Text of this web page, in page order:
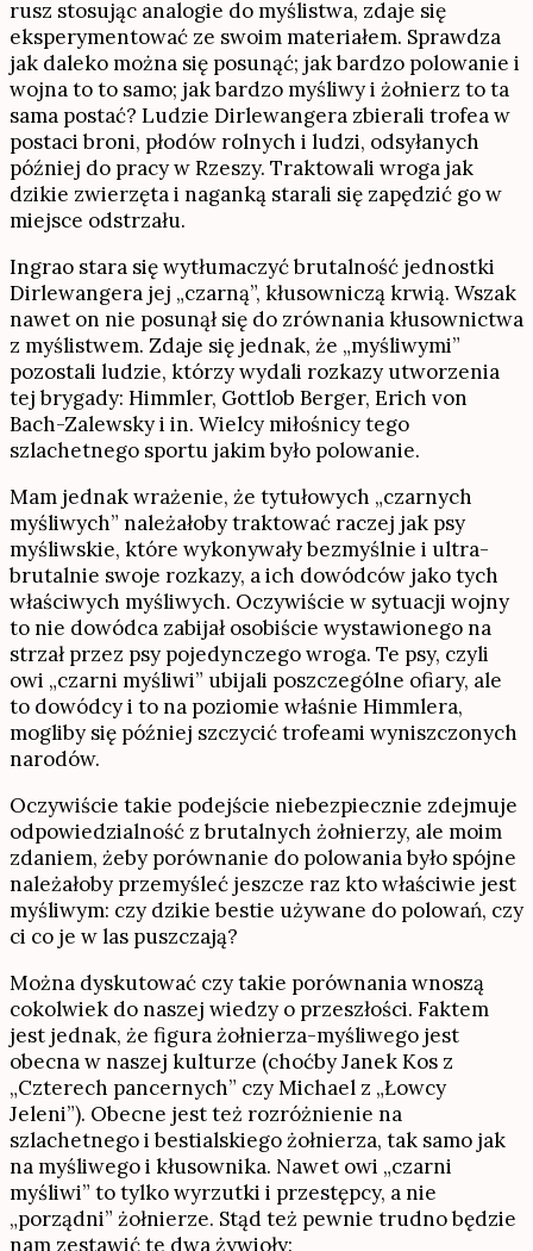
rusz stosując analogie do myślistwa, zdaje się
eksperymentować ze swoim materiałem. Sprawdza
jak daleko można się posunąć; jak bardzo polowanie i
wojna to to samo; jak bardzo myśliwy i żołnierz to ta
sama postać? Ludzie Dirlewangera zbierali trofea w
postaci broni, płodów rolnych i ludzi, odsyłanych
później do pracy w Rzeszy. Traktowali wroga jak
dzikie zwierzęta i naganką starali się zapędzić go w
miejsce odstrzału.
Ingrao stara się wytłumaczyć brutalność jednostki
Dirlewangera jej „czarną”, kłusowniczą krwią. Wszak
nawet on nie posunął się do zrównania kłusownictwa
z myślistwem. Zdaje się jednak, że „myśliwymi”
pozostali ludzie, którzy wydali rozkazy utworzenia
tej brygady: Himmler, Gottlob Berger, Erich von
Bach-Zalewsky i in. Wielcy miłośnicy tego
szlachetnego sportu jakim było polowanie.
Mam jednak wrażenie, że tytułowych „czarnych
myśliwych” należałoby traktować raczej jak psy
myśliwskie, które wykonywały bezmyślnie i ultra-
brutalnie swoje rozkazy, a ich dowódców jako tych
właściwych myśliwych. Oczywiście w sytuacji wojny
to nie dowódca zabijał osobiście wystawionego na
strzał przez psy pojedynczego wroga. Te psy, czyli
owi „czarni myśliwi” ubijali poszczególne ofiary, ale
to dowódcy i to na poziomie właśnie Himmlera,
mogliby się później szczycić trofeami wyniszczonych
narodów.
Oczywiście takie podejście niebezpiecznie zdejmuje
odpowiedzialność z brutalnych żołnierzy, ale moim
zdaniem, żeby porównanie do polowania było spójne
należałoby przemyśleć jeszcze raz kto właściwie jest
myśliwym: czy dzikie bestie używane do polowań, czy
ci co je w las puszczają?
Można dyskutować czy takie porównania wnoszą
cokolwiek do naszej wiedzy o przeszłości. Faktem
jest jednak, że figura żołnierza-myśliwego jest
obecna w naszej kulturze (choćby Janek Kos z
„Czterech pancernych” czy Michael z „Łowcy
Jeleni”). Obecne jest też rozróżnienie na
szlachetnego i bestialskiego żołnierza, tak samo jak
na myśliwego i kłusownika. Nawet owi „czarni
myśliwi” to tylko wyrzutki i przestępcy, a nie
„porządni” żołnierze. Stąd też pewnie trudno będzie
nam zestawić te dwa żywioły: